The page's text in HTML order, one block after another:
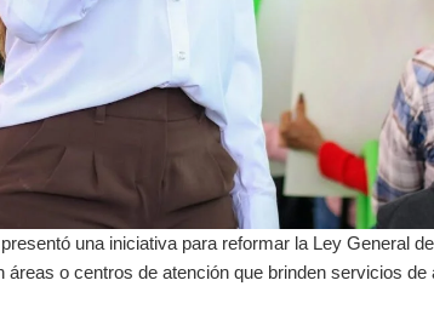
una iniciativa para reformar la Ley General
o centros de atención que brinden servicios